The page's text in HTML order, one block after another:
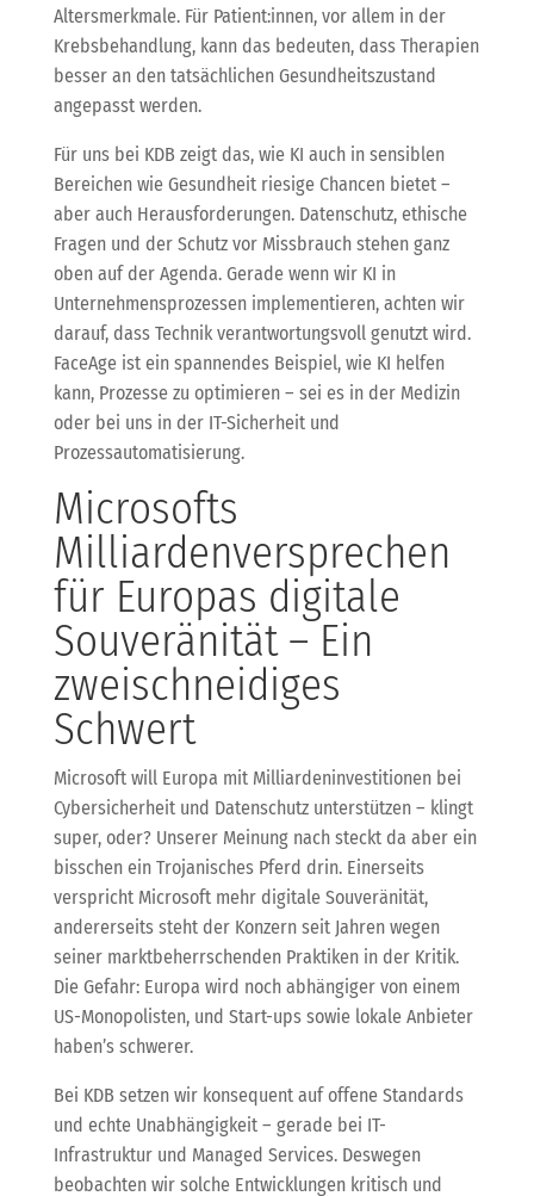
Altersmerkmale. Für Patient:innen, vor allem in der
Krebsbehandlung, kann das bedeuten, dass Therapien
besser an den tatsächlichen Gesundheitszustand
angepasst werden.
Für uns bei KDB zeigt das, wie KI auch in sensiblen
Bereichen wie Gesundheit riesige Chancen bietet –
aber auch Herausforderungen. Datenschutz, ethische
Fragen und der Schutz vor Missbrauch stehen ganz
oben auf der Agenda. Gerade wenn wir KI in
Unternehmensprozessen implementieren, achten wir
darauf, dass Technik verantwortungsvoll genutzt wird.
FaceAge ist ein spannendes Beispiel, wie KI helfen
kann, Prozesse zu optimieren – sei es in der Medizin
oder bei uns in der IT-Sicherheit und
Prozessautomatisierung.
Microsofts
Milliardenversprechen
für Europas digitale
Souveränität – Ein
zweischneidiges
Schwert
Microsoft will Europa mit Milliardeninvestitionen bei
Cybersicherheit und Datenschutz unterstützen – klingt
super, oder? Unserer Meinung nach steckt da aber ein
bisschen ein Trojanisches Pferd drin. Einerseits
verspricht Microsoft mehr digitale Souveränität,
andererseits steht der Konzern seit Jahren wegen
seiner marktbeherrschenden Praktiken in der Kritik.
Die Gefahr: Europa wird noch abhängiger von einem
US-Monopolisten, und Start-ups sowie lokale Anbieter
haben’s schwerer.
Bei KDB setzen wir konsequent auf offene Standards
und echte Unabhängigkeit – gerade bei IT-
Infrastruktur und Managed Services. Deswegen
beobachten wir solche Entwicklungen kritisch und